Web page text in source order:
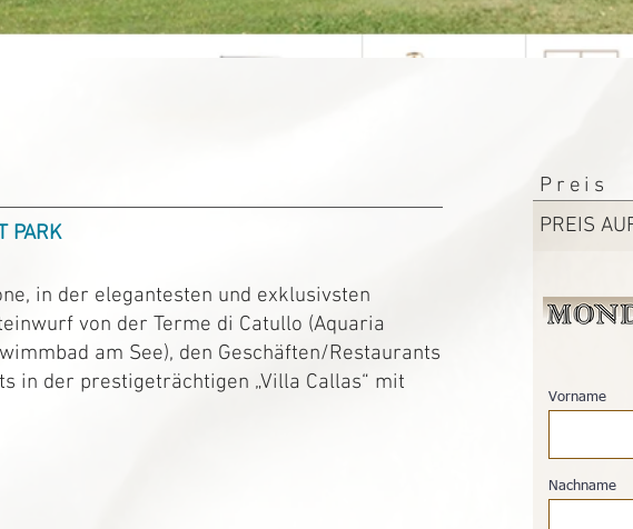
Preis
PARK
in der elegantesten und exklusivsten
von der Terme di Catullo (Aquaria
am See), den Geschäften/Restaurants
in der prestigeträchtigen „Villa Callas“ mit
Vorname
Nachname
PREIS